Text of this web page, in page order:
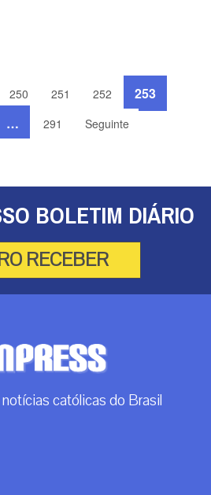
250 251 252 253
… 291 Seguinte
BOLETIM DIÁRIO
RECEBER
católicas do Brasil